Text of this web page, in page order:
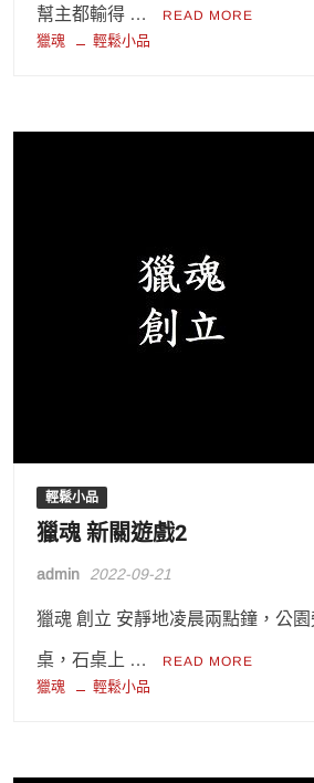
幫主都輸得 … READ MORE
獵魂 輕鬆小品
輕鬆小品
獵魂 新關遊戲2
admin 2022-09-21
獵魂 創立 安靜地凌晨兩點鐘，公
桌，石桌上 … READ MORE
獵魂 輕鬆小品